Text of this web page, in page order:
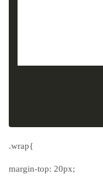
.wrap{
margin-top: 20px;